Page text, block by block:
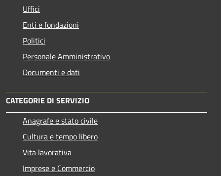
Uffici
Enti e fondazioni
Politici
Personale Amministrativo
Documenti e dati
CATEGORIE DI SERVIZIO
Anagrafe e stato civile
Cultura e tempo libero
Vita lavorativa
Imprese e Commercio